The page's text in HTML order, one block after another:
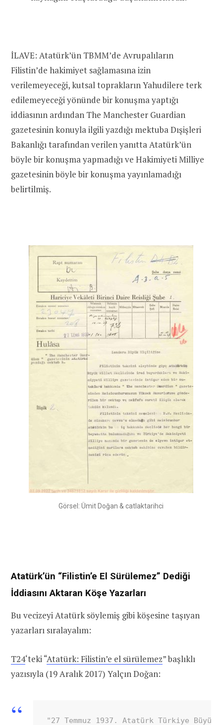
İLAVE: Atatürk’ün TBMM’de Avrupalıların
Filistin’de hakimiyet sağlamasına izin
verilemeyeceği, kutsal toprakların Yahudilere terk
edilemeyeceği yönünde bir konuşma yaptığı
iddiasının ardından The Manchester Guardian
gazetesinin konuyla ilgili yazdığı mektuba Dışişleri
Bakanlığı tarafından verilen yanıtta Atatürk’ün
böyle bir konuşma yapmadığı ve Hakimiyeti Milliye
gazetesinin böyle bir konuşma yayınlamadığı
belirtilmiş.
Görsel: Ümit Doğan & catlaktarihci
Atatürk’ün “Filistin’e El Sürülemez” Dediği
İddiasını Aktaran Köşe Yazarları
Bu vecizeyi Atatürk söylemiş gibi köşesine taşıyan
yazarları sıralayalım:
T24‘teki “Atatürk: Filistin’e el sürülemez” başlıklı
yazısıyla (19 Aralık 2017) Yalçın Doğan:
"27 Temmuz 1937. Atatürk Türkiye